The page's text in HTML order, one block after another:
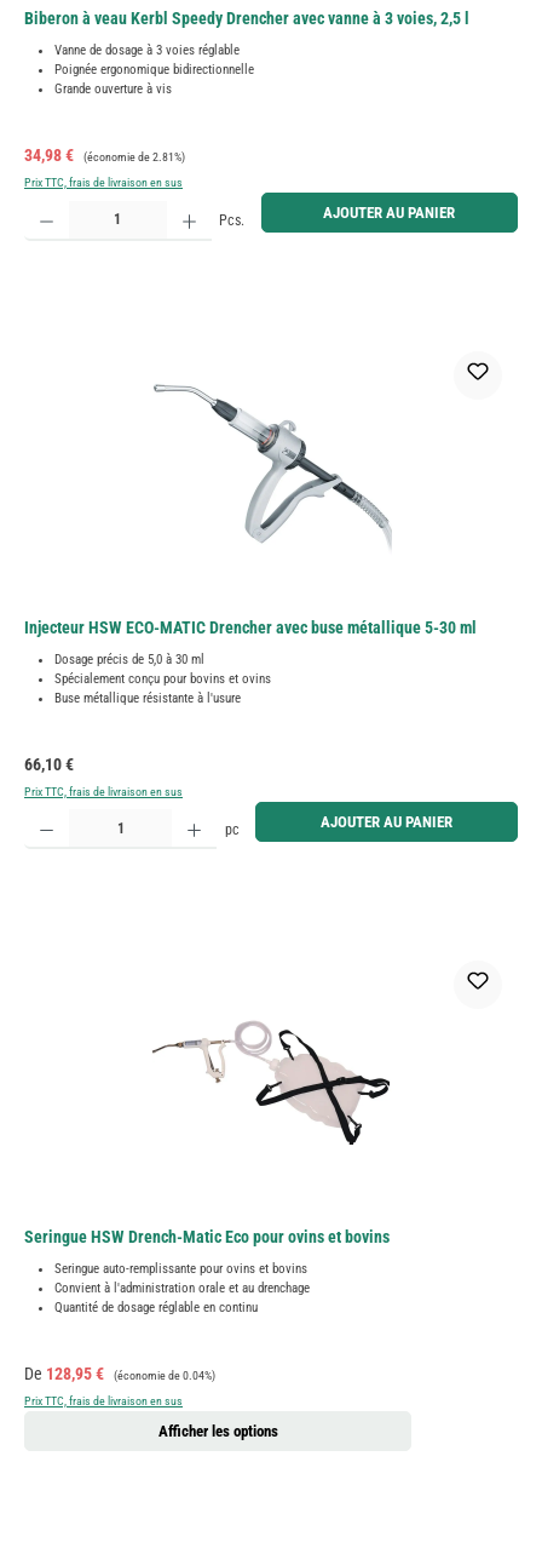
Biberon à veau Kerbl Speedy Drencher avec vanne à 3 voies, 2,5 l
Vanne de dosage à 3 voies réglable
Poignée ergonomique bidirectionnelle
Grande ouverture à vis
Prix de vente :
34,98 € Prix régulier :
(économie de 2.81%)
Prix TTC, frais de livraison en sus
Quantité de produit : Entrez la quantité souhaitée ou utilisez les boutons pour augmenter ou
Pcs. AJOUTER AU PANIER
Injecteur HSW ECO-MATIC Drencher avec buse métallique 5-30 ml
Dosage précis de 5,0 à 30 ml
Spécialement conçu pour bovins et ovins
Buse métallique résistante à l'usure
Prix régulier :
66,10 €
Prix TTC, frais de livraison en sus
Quantité de produit : Entrez la quantité souhaitée ou utilisez les boutons pour augmenter ou
pc AJOUTER AU PANIER
Seringue HSW Drench-Matic Eco pour ovins et bovins
Seringue auto-remplissante pour ovins et bovins
Convient à l'administration orale et au drenchage
Quantité de dosage réglable en continu
Prix de vente :
De 128,95 € Prix régulier :
(économie de 0.04%)
Prix TTC, frais de livraison en sus
Afficher les options